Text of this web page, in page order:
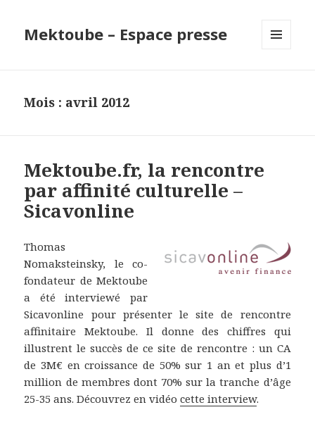
Mektoube – Espace presse
Mois : avril 2012
Mektoube.fr, la rencontre
par affinité culturelle –
Sicavonline
Thomas
Nomaksteinsky, le co-
fondateur de Mektoube
a été interviewé par
Sicavonline pour présenter le site de rencontre
affinitaire Mektoube. Il donne des chiffres qui
illustrent le succès de ce site de rencontre : un CA
de 3M€ en croissance de 50% sur 1 an et plus d’1
million de membres dont 70% sur la tranche d’âge
25-35 ans. Découvrez en vidéocette interview.